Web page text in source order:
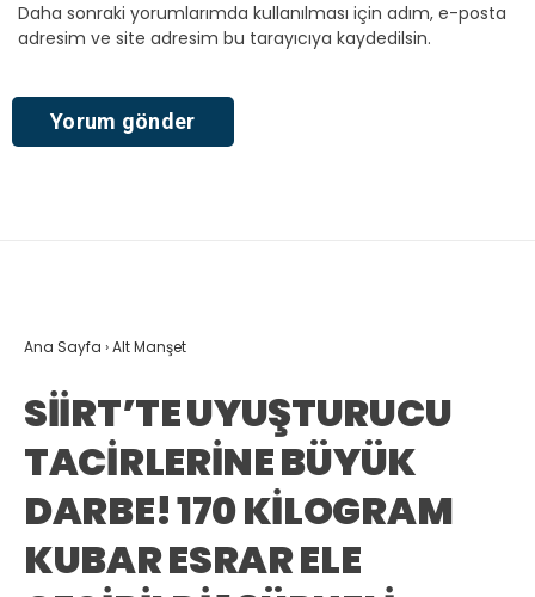
Daha sonraki yorumlarımda kullanılması için adım, e-posta
adresim ve site adresim bu tarayıcıya kaydedilsin.
Ana Sayfa ›Alt Manşet
SİİRT’TE UYUŞTURUCU
TACİRLERİNE BÜYÜK
DARBE! 170 KİLOGRAM
KUBAR ESRAR ELE